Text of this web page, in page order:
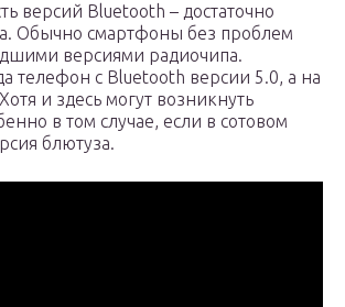
версий Bluetooth – достаточно
Обычно смартфоны без проблем
версиями радиочипа.
телефон с Bluetooth версии 5.0, а на
и здесь могут возникнуть
в том случае, если в сотовом
блютуза.